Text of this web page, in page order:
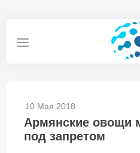
10 Мая 2018
Армянские овощи
под запретом